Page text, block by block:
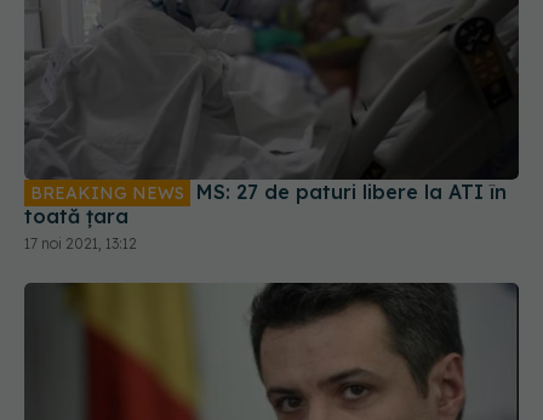
BREAKING NEWS
toată țara
17 noi 2021, 13:12